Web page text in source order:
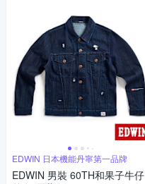
EDWIN 日本機能丹寧第一品牌
EDWIN 男裝 60TH和果子牛仔